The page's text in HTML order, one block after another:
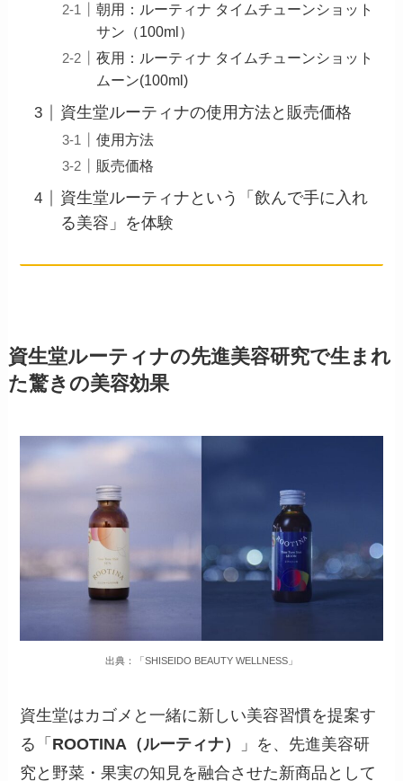
朝用：ルーティナ タイムチューンショット
サン（100ml）
夜用：ルーティナ タイムチューンショット
ムーン(100ml)
資生堂ルーティナの使用方法と販売価格
使用方法
販売価格
資生堂ルーティナという「飲んで手に入れ
る美容」を体験
資生堂ルーティナの先進美容研究で生まれ
た驚きの美容効果
出典：「SHISEIDO BEAUTY WELLNESS」
資生堂はカゴメと一緒に新しい美容習慣を提案す
る「 ROOTINA（ルーティナ）
」を、先進美容研
究と野菜・果実の知見を融合させた新商品として